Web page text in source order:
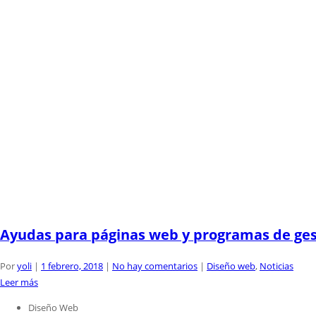
Ayudas para páginas web y programas de
Poryoli | 1 febrero, 2018 | No hay comentarios | Diseño web, Noticias
Leer más
Diseño Web